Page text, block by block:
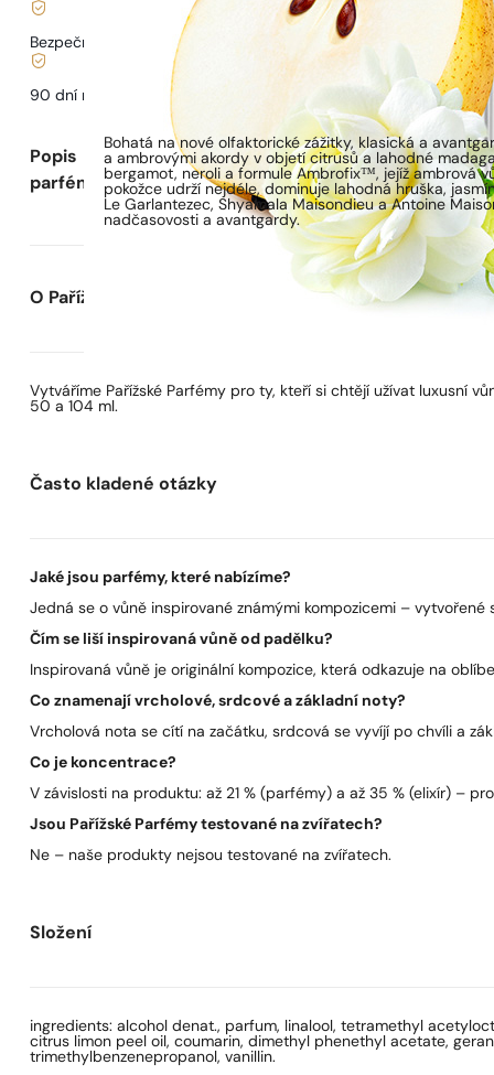
Bezpečné nakupování a platby
90 dní na vyzkoušení
Popis
parfému
Bohatá na nové olfaktorické zážitky, klasická a
a ambrovými akordy v objetí citrusů a lahodné
bergamot, neroli a formule Ambrofix™, jejíž ambrová
pokožce udrží nejdéle, dominuje lahodná hruška,
Le Garlantezec, Shyamala Maisondieu a Antoine
nadčasovosti a avantgardy.
O Pařížských Parfémech
Vytváříme Pařížské Parfémy pro ty, kteří si chtějí užívat luxusní
50 a 104 ml.
Často kladené otázky
Jaké jsou parfémy, které nabízíme?
Jedná se o vůně inspirované známými kompozicemi –
Čím se liší inspirovaná vůně od padělku?
Inspirovaná vůně je originální kompozice, která odkazuje na
Co znamenají vrcholové, srdcové a základní noty?
Vrcholová nota se cítí na začátku, srdcová se vyvíjí po chvíli a
Co je koncentrace?
V závislosti na produktu: až 21 % (parfémy) a až 35 % (elixír) –
Jsou Pařížské Parfémy testované na zvířatech?
Ne – naše produkty nejsou testované na zvířatech.
Složení
ingredients: alcohol denat., parfum, linalool, tetramethyl
citrus limon peel oil, coumarin, dimethyl phenethyl acetate,
trimethylbenzenepropanol, vanillin.